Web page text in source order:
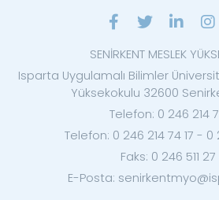
SENİRKENT MESLEK
Isparta Uygulamalı Bilimler
Yüksekokulu 32600
Telefon: 0 246 214
Telefon: 0 246 214 74 17 - 0
Faks: 0 246 511
E-Posta: